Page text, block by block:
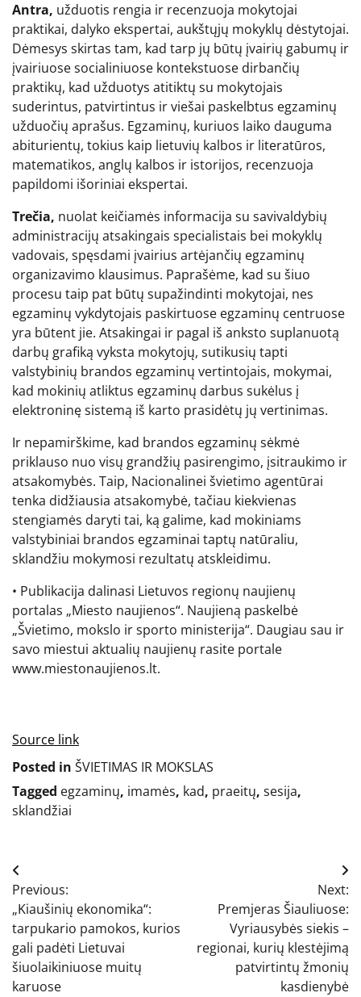
Antra, užduotis rengia ir recenzuoja mokytojai
praktikai, dalyko ekspertai, aukštųjų mokyklų dėstytojai.
Dėmesys skirtas tam, kad tarp jų būtų įvairių gabumų ir
įvairiuose socialiniuose kontekstuose dirbančių
praktikų, kad užduotys atitiktų su mokytojais
suderintus, patvirtintus ir viešai paskelbtus egzaminų
užduočių aprašus. Egzaminų, kuriuos laiko dauguma
abiturientų, tokius kaip lietuvių kalbos ir literatūros,
matematikos, anglų kalbos ir istorijos, recenzuoja
papildomi išoriniai ekspertai.
Trečia, nuolat keičiamės informacija su savivaldybių
administracijų atsakingais specialistais bei mokyklų
vadovais, spęsdami įvairius artėjančių egzaminų
organizavimo klausimus. Paprašėme, kad su šiuo
procesu taip pat būtų supažindinti mokytojai, nes
egzaminų vykdytojais paskirtuose egzaminų centruose
yra būtent jie. Atsakingai ir pagal iš anksto suplanuotą
darbų grafiką vyksta mokytojų, sutikusių tapti
valstybinių brandos egzaminų vertintojais, mokymai,
kad mokinių atliktus egzaminų darbus sukėlus į
elektroninę sistemą iš karto prasidėtų jų vertinimas.
Ir nepamirškime, kad brandos egzaminų sėkmė
priklauso nuo visų grandžių pasirengimo, įsitraukimo ir
atsakomybės. Taip, Nacionalinei švietimo agentūrai
tenka didžiausia atsakomybė, tačiau kiekvienas
stengiamės daryti tai, ką galime, kad mokiniams
valstybiniai brandos egzaminai taptų natūraliu,
sklandžiu mokymosi rezultatų atskleidimu.
• Publikacija dalinasi Lietuvos regionų naujienų
portalas „Miesto naujienos“. Naujieną paskelbė
„Švietimo, mokslo ir sporto ministerija“. Daugiau sau ir
savo miestui aktualių naujienų rasite portale
www.miestonaujienos.lt.
Source link
Posted in ŠVIETIMAS IR MOKSLAS
Tagged egzaminų, imamės, kad, praeitų, sesija,
sklandžiai
Navigacija
tarp
įrašų
Previous:
„Kiaušinių ekonomika“:
tarpukario pamokos, kurios
gali padėti Lietuvai
šiuolaikiniuose muitų
karuose
Next:
Premjeras Šiauliuose:
Vyriausybės siekis –
regionai, kurių klestėjimą
patvirtintų žmonių
kasdienybė